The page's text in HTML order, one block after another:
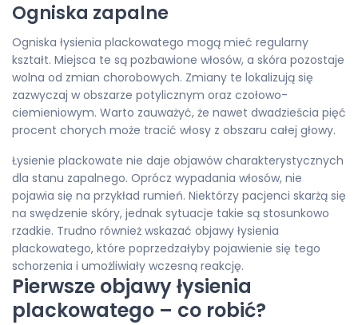
Ogniska zapalne
Ogniska łysienia plackowatego mogą mieć regularny
kształt. Miejsca te są pozbawione włosów, a skóra pozostaje
wolna od zmian chorobowych. Zmiany te lokalizują się
zazwyczaj w obszarze potylicznym oraz czołowo-
ciemieniowym. Warto zauważyć, że nawet dwadzieścia pięć
procent chorych może tracić włosy z obszaru całej głowy.
Łysienie plackowate nie daje objawów charakterystycznych
dla stanu zapalnego. Oprócz wypadania włosów, nie
pojawia się na przykład rumień. Niektórzy pacjenci skarżą się
na swędzenie skóry, jednak sytuacje takie są stosunkowo
rzadkie. Trudno również wskazać objawy łysienia
plackowatego, które poprzedzałyby pojawienie się tego
schorzenia i umożliwiały wczesną reakcję.
Pierwsze objawy łysienia
plackowatego – co robić?